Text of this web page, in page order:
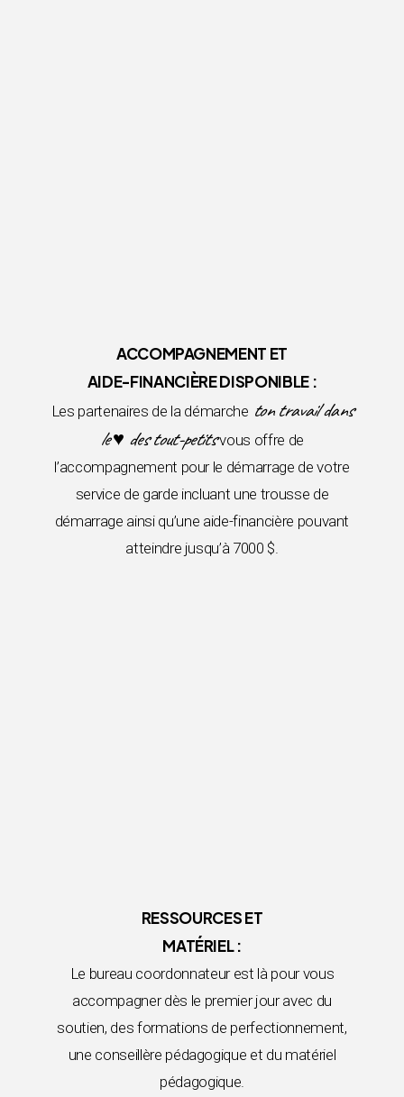
ACCOMPAGNEMENT ET
AIDE-FINANCIÈRE DISPONIBLE :
Les partenaires de la démarche ton travail dans
le ♥ des tout-petitsvous offre de
l’accompagnement pour le démarrage de votre
service de garde incluant une trousse de
démarrage ainsi qu’une aide-financière pouvant
atteindre jusqu’à 7000 $.
RESSOURCES ET
MATÉRIEL :
Le bureau coordonnateur est là pour vous
accompagner dès le premier jour avec du
soutien, des formations de perfectionnement,
une conseillère pédagogique et du matériel
pédagogique.